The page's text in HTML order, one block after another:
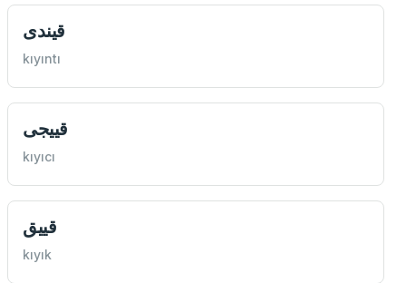
قيندی
kıyıntı
قييجی
kıyıcı
قييق
kıyık